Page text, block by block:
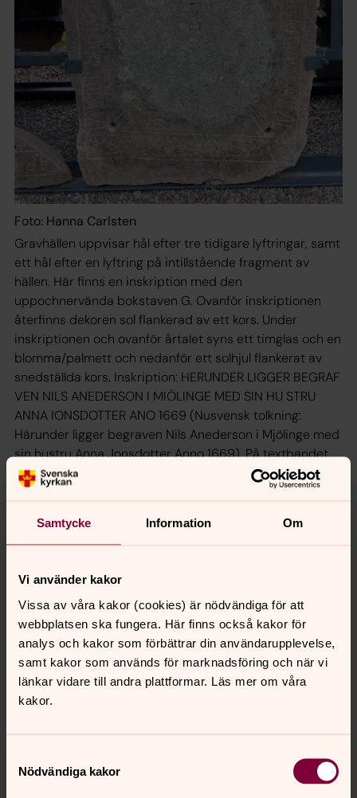
Samtycke Information Om
Vi använder kakor
Vissa av våra kakor (cookies) är nödvändiga för att
webbplatsen ska fungera. Här finns också kakor för
analys och kakor som förbättrar din användarupplevelse,
samt kakor som används för marknadsföring och när vi
länkar vidare till andra plattformar. Läs mer om våra
kakor.
Nödvändiga kakor
Foto: Hanna Carlsten
Gravhällen uppvisar hål efter tre tidigare lyftringar, samt
ett hål efter en lyftring på intillstående fragment av
hällen. Här finns en inskription med den
uppochnervända bokstaven G. Ovanför inskriptionen
återfinns dekoren sol flankerad av ett kors. Under
inskriptionen och ovanför årtalet syns ett timglas och en
blomma/palmett och nedanför ett solhjul flankerat av
snedställda kors. Inskription: HERUNDER LIGGER BEGRAF
VEN NILS ANEDERSON I MIÖLINGE MED SIN HU STRU
ANNA IONSDOTTER ANO 1669 (Nusvensk tolkning:
Härunder ligger begraven Nils Anederson i Mjölinge med
sin hustru Anna Jonsdotter Anno 1669). På textbandet
runt stenens kant: Jagh vet att min förlossare lefver och
han skal på sistone upveckia migh av iordene. (Job